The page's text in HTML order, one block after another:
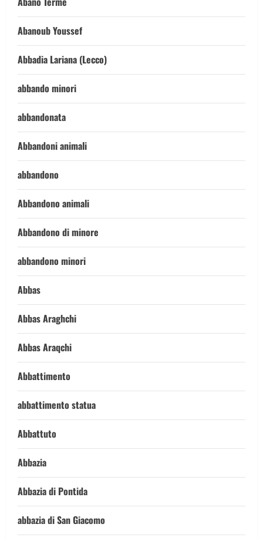
Abanoub Youssef
Abbadia Lariana (Lecco)
abbando minori
abbandonata
Abbandoni animali
abbandono
Abbandono animali
Abbandono di minore
abbandono minori
Abbas
Abbas Araghchi
Abbas Araqchi
Abbattimento
abbattimento statua
Abbattuto
Abbazia
Abbazia di Pontida
abbazia di San Giacomo